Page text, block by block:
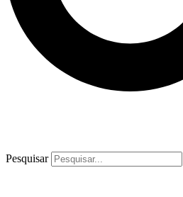
Pesquisar